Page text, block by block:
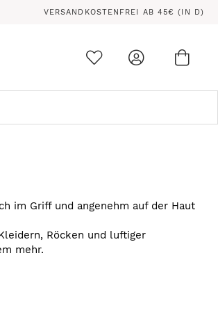
VERSANDKOSTENFREI AB 45€ (IN D)
im Griff und angenehm auf der Haut
Röcken und luftiger
mehr.